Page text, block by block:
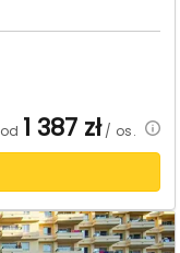
od 1 387 zł/ os.